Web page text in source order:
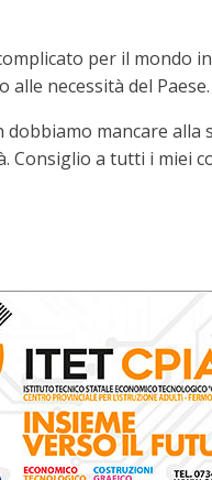
per il mondo
necessità del Paese.
mancare alla
Consiglio a tutti i miei